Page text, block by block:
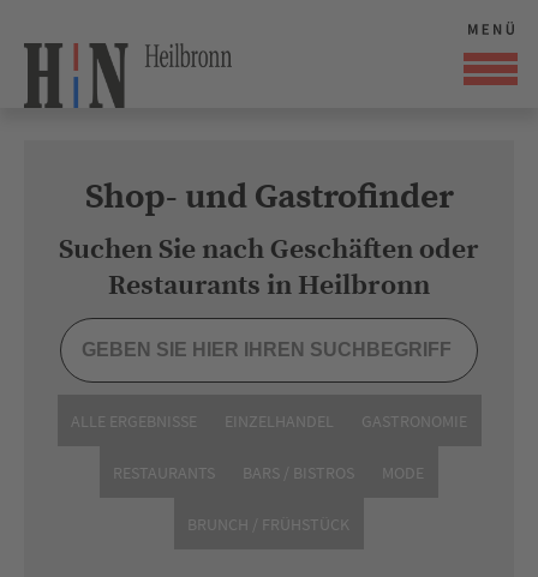
Shop- und Gastrofinder
Suchen Sie nach Geschäften oder
Restaurants in Heilbronn
ALLE ERGEBNISSE EINZELHANDEL GASTRONOMIE
RESTAURANTS BARS / BISTROS MODE
BRUNCH / FRÜHSTÜCK